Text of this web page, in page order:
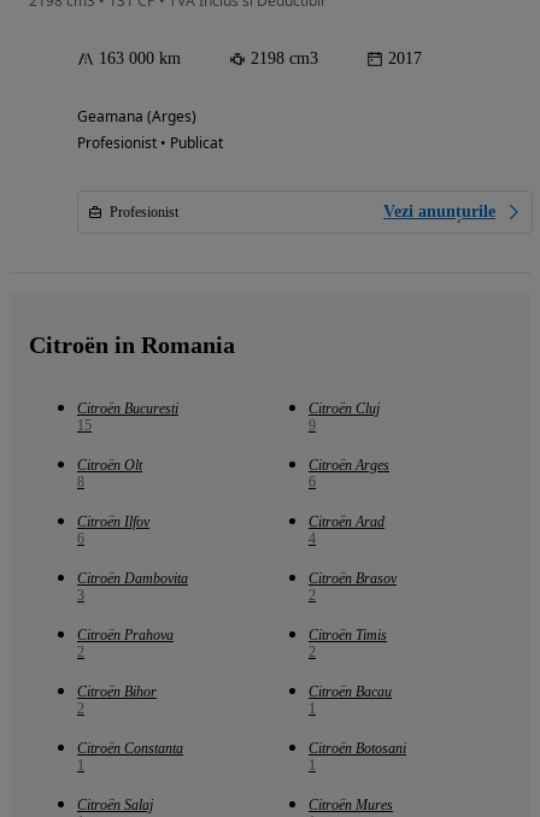
163 000 km 2198 cm3 2017
Geamana (Arges)
Profesionist • Publicat
Profesionist Vezi anunțurile
Citroën in Romania
Citroën Bucuresti
15
Citroën Cluj
9
Citroën Olt
8
Citroën Arges
6
Citroën Ilfov
6
Citroën Arad
4
Citroën Dambovita
3
Citroën Brasov
2
Citroën Prahova
2
Citroën Timis
2
Citroën Bihor
2
Citroën Bacau
1
Citroën Constanta
1
Citroën Botosani
1
Citroën Salaj
Citroën Mures